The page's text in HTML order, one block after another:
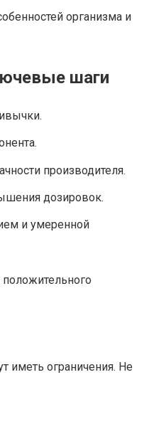
организма и
шаги
производителя.
дозировок.
и умеренной
иметь ограничения. Не